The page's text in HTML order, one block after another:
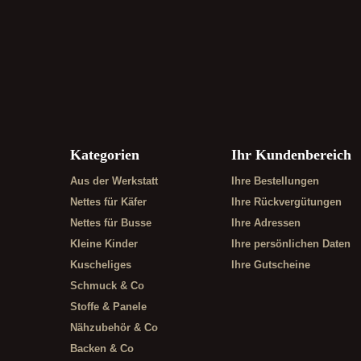
Kategorien
Aus der Werkstatt
Nettes für Käfer
Nettes für Busse
Kleine Kinder
Kuscheliges
Schmuck & Co
Stoffe & Panele
Nähzubehör & Co
Backen & Co
Ihr Kundenbereich
Ihre Bestellungen
Ihre Rückvergütungen
Ihre Adressen
Ihre persönlichen Daten
Ihre Gutscheine